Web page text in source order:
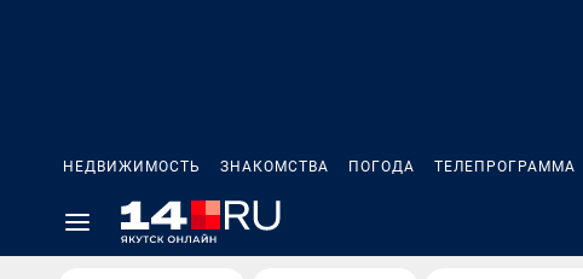
НЕДВИЖИМОСТЬ ЗНАКОМСТВА ПОГОДА ТЕЛЕПРОГРАММА